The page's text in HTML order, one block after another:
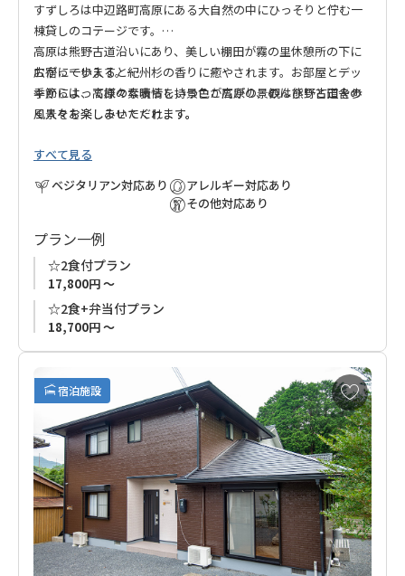
すずしろは中辺路町高原にある大自然の中にひっそりと佇む一
棟貸しのコテージです。
お宿に一歩入ると紀州杉の香りに癒やされます。お部屋とデッ
キからは、高原の素晴らしい景色が広がり、のんびりと田舎の
風景をお楽しみいただけます。
高原は熊野古道沿いにあり、美しい棚田が霧の里休憩所の下に
広がっています。
季節によって様々な表情を持つここ高原の景観は熊野古道を歩
く人々を楽しませてくれます。
ゆったりと流れる時間と美しい山の風景をお楽しみください。
すべて見る
ベジタリアン対応あり
アレルギー対応あり
その他対応あり
プラン一例
☆2食付プラン
17,800円 ～
☆2食+弁当付プラン
18,700円 ～
宿泊施設
お
気
に
入
り
に
追
加